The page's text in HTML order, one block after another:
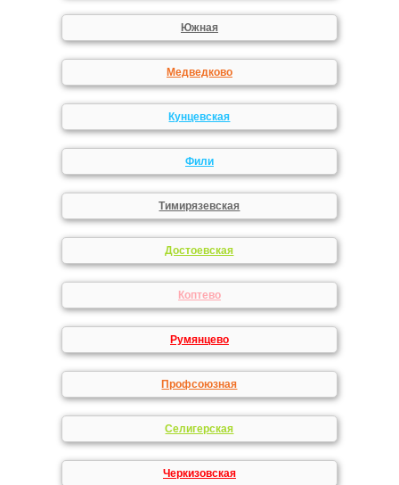
Южная
Медведково
Кунцевская
Фили
Тимирязевская
Достоевская
Коптево
Румянцево
Профсоюзная
Селигерская
Черкизовская